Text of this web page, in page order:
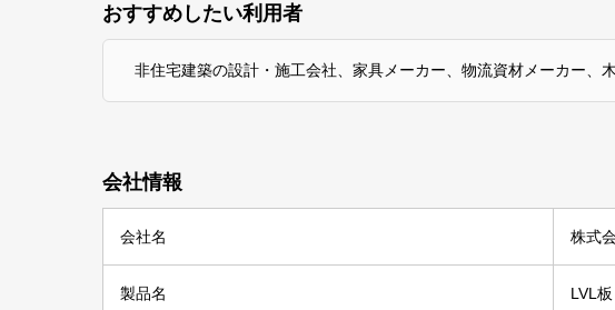
おすすめしたい利用者
非住宅建築の設計・施工会社、家具メーカー、物流資材メーカー、
会社情報
会社名 株式
製品名 LVL